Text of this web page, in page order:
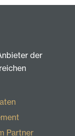
der
Partner